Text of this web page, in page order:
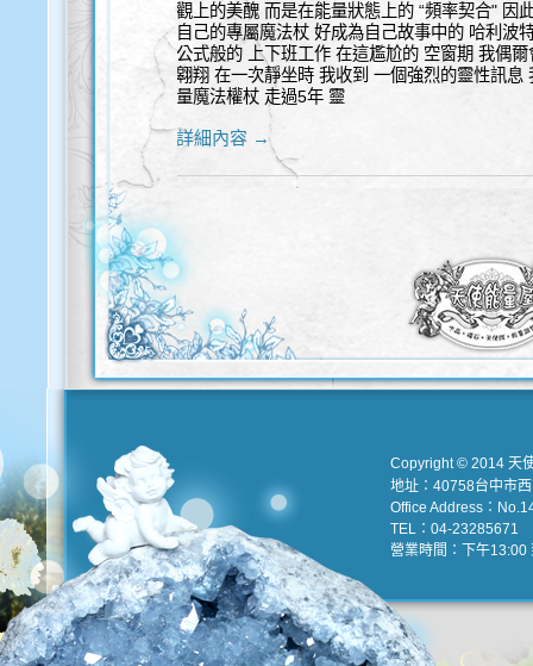
觀上的美醜 而是在能量狀態上的 “頻率契合" 因
自己的專屬魔法杖 好成為自己故事中的 哈利波
公式般的 上下班工作 在這尷尬的 空窗期 我偶
翱翔 在一次靜坐時 我收到 一個強烈的靈性訊
量魔法權杖 走過5年 靈
詳細內容 →
Copyright © 2014 天
地址：40758台中市
Office Address：
TEL：04-23285671
營業時間：下午13:00